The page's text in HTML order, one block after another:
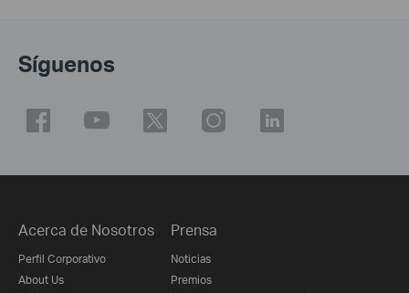
Síguenos
Acerca de Nosotros
Perfil Corporativo
About Us
Prensa
Noticias
Premios